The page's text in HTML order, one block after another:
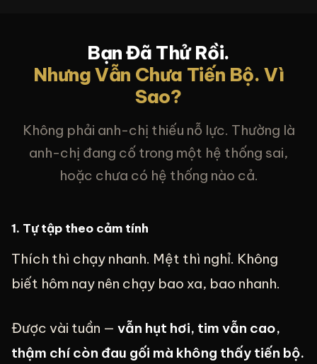
Bạn Đã Thử Rồi.
Nhưng Vẫn Chưa Tiến Bộ. Vì
Sao?
Không phải anh-chị thiếu nỗ lực. Thường là
anh-chị đang cố trong một hệ thống sai,
hoặc chưa có hệ thống nào cả.
1. Tự tập theo cảm tính
Thích thì chạy nhanh. Mệt thì nghỉ. Không
biết hôm nay nên chạy bao xa, bao nhanh.
Được vài tuần — vẫn hụt hơi, tim vẫn cao,
thậm chí còn đau gối mà không thấy tiến bộ.